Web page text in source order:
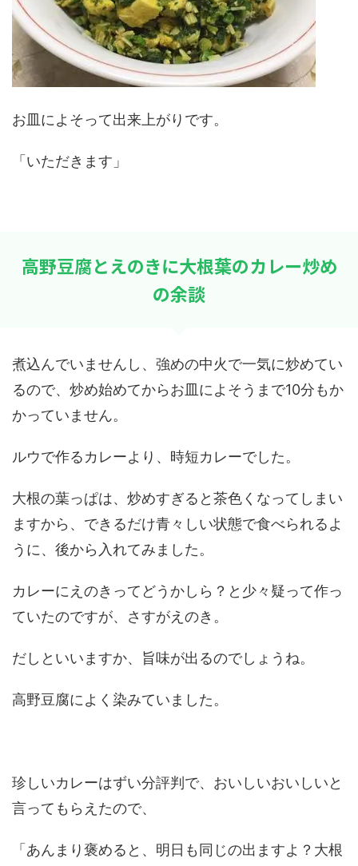
お皿によそって出来上がりです。
「いただきます」
高野豆腐とえのきに大根葉のカレー炒め
の余談
煮込んでいませんし、強めの中火で一気に炒めてい
るので、炒め始めてからお皿によそうまで10分もか
かっていません。
ルウで作るカレーより、時短カレーでした。
大根の葉っぱは、炒めすぎると茶色くなってしまい
ますから、できるだけ青々しい状態で食べられるよ
うに、後から入れてみました。
カレーにえのきってどうかしら？と少々疑って作っ
ていたのですが、さすがえのき。
だしといいますか、旨味が出るのでしょうね。
高野豆腐によく染みていました。
珍しいカレーはずい分評判で、おいしいおいしいと
言ってもらえたので、
「あんまり褒めると、明日も同じの出ますよ？大根